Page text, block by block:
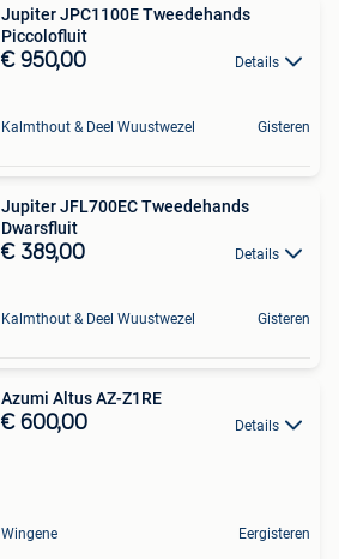
Jupiter JPC1100E Tweedehands
Piccolofluit
€ 950,00 Details
Kalmthout & Deel Wuustwezel Gisteren
Jupiter JFL700EC Tweedehands
Dwarsfluit
€ 389,00 Details
Kalmthout & Deel Wuustwezel Gisteren
Azumi Altus AZ-Z1RE
€ 600,00 Details
Wingene Eergisteren